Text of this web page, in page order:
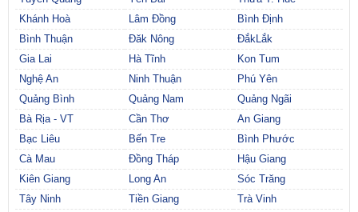
Khánh Hoà
Lâm Đồng
Bình Định
Bình Thuận
Đăk Nông
ĐắkLắk
Gia Lai
Hà Tĩnh
Kon Tum
Nghệ An
Ninh Thuận
Phú Yên
Quảng Bình
Quảng Nam
Quảng Ngãi
Bà Rịa - VT
Cần Thơ
An Giang
Bạc Liêu
Bến Tre
Bình Phước
Cà Mau
Đồng Tháp
Hậu Giang
Kiên Giang
Long An
Sóc Trăng
Tây Ninh
Tiền Giang
Trà Vinh